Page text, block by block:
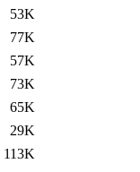
53K
77K
57K
73K
65K
29K
113K